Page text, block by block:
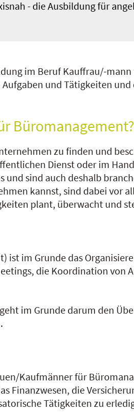
- die Ausbildung für
im Beruf Kauffrau/-
und Tätigkeiten
Büromanagement?
zu finden und
Dienst oder im
und sind auch deshalb
kannst, sind dabei vor
plant, überwacht und
im Grunde das
die Koordination von
im Grunde darum den
Kaufmänner für
Finanzwesen, die
Tätigkeiten zu